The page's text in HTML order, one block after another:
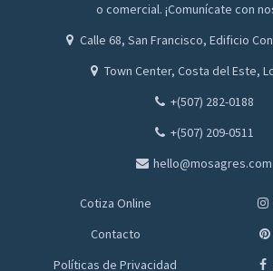
o comercial. ¡Comunícate con
Calle 68, San Francisco, Edificio
Town Center, Costa del Este,
+(507) 282-0188
+(507) 209-0511
hello@mosagres.com
Cotiza Online
Contacto
Políticas de Privacidad